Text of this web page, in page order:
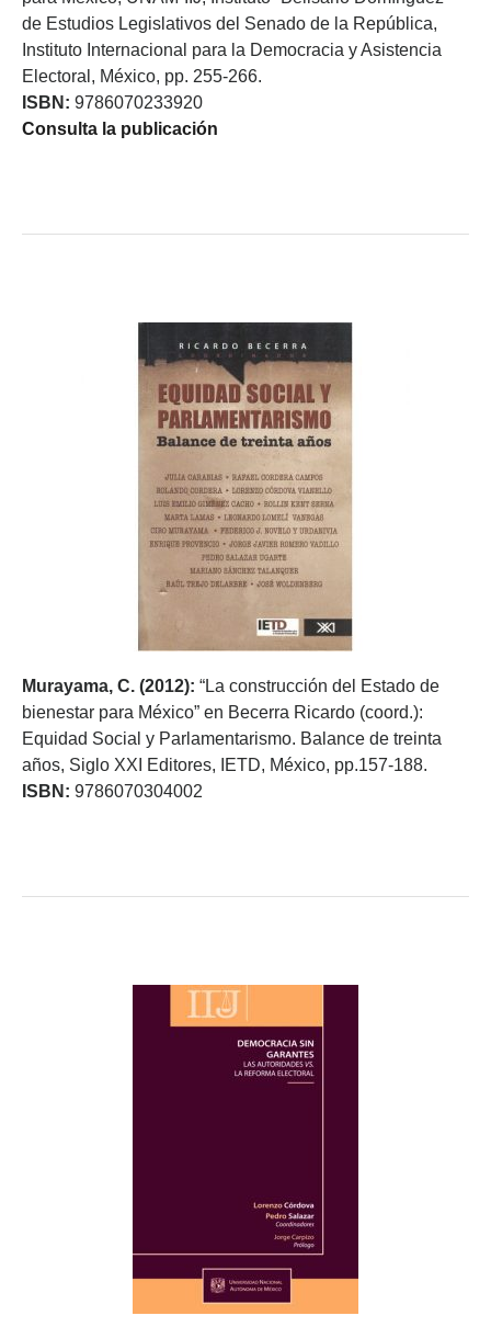
de Estudios Legislativos del Senado de la República,
Instituto Internacional para la Democracia y Asistencia
Electoral, México, pp. 255-266.
ISBN: 9786070233920
Consulta la publicación
Murayama, C. (2012): “La construcción del Estado de
bienestar para México” en Becerra Ricardo (coord.):
Equidad Social y Parlamentarismo. Balance de treinta
años, Siglo XXI Editores, IETD, México, pp.157-188.
ISBN: 9786070304002